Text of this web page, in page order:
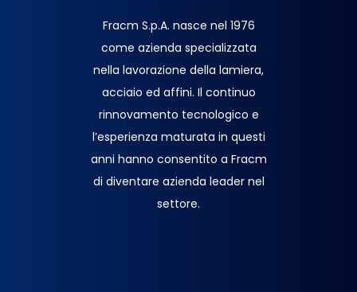
Fracm S.p.A. nasce nel 1976
come azienda specializzata
nella lavorazione della lamiera,
acciaio ed affini. Il continuo
rinnovamento tecnologico e
l’esperienza maturata in questi
anni hanno consentito a Fracm
di diventare azienda leader nel
settore.